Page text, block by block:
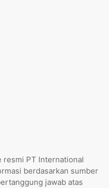
resmi PT International
berdasarkan sumber
jawab atas